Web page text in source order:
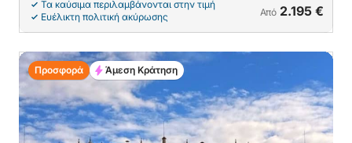
Τα καύσιμα περιλαμβάνονται στην τιμή
Ευέλικτη πολιτική ακύρωσης
Από 2.195 €
Προσφορά Άμεση Κράτηση